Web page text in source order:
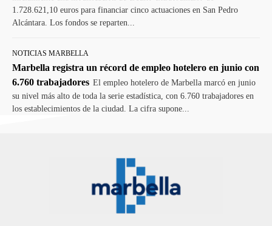
1.728.621,10 euros para financiar cinco actuaciones en San Pedro
Alcántara. Los fondos se reparten...
NOTICIAS MARBELLA
Marbella registra un récord de empleo hotelero en junio con
6.760 trabajadores El empleo hotelero de Marbella marcó en junio
su nivel más alto de toda la serie estadística, con 6.760 trabajadores en
los establecimientos de la ciudad. La cifra supone...